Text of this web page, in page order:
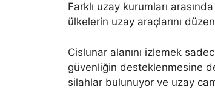
Farklı uzay kurumları
ülkelerin uzay araçlarını
Cislunar alanını izlemek
güvenliğin desteklenmesine
silahlar bulunuyor ve uzay